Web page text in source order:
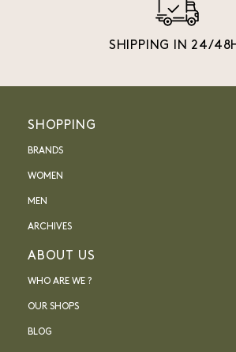
SHIPPING IN 24/
SHOPPING
BRANDS
WOMEN
MEN
ARCHIVES
ABOUT US
WHO ARE WE ?
OUR SHOPS
BLOG